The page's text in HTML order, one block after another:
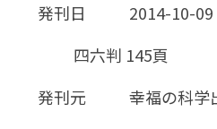
発刊日
2014-10-09
四六判 145頁
発刊元
幸福の科学